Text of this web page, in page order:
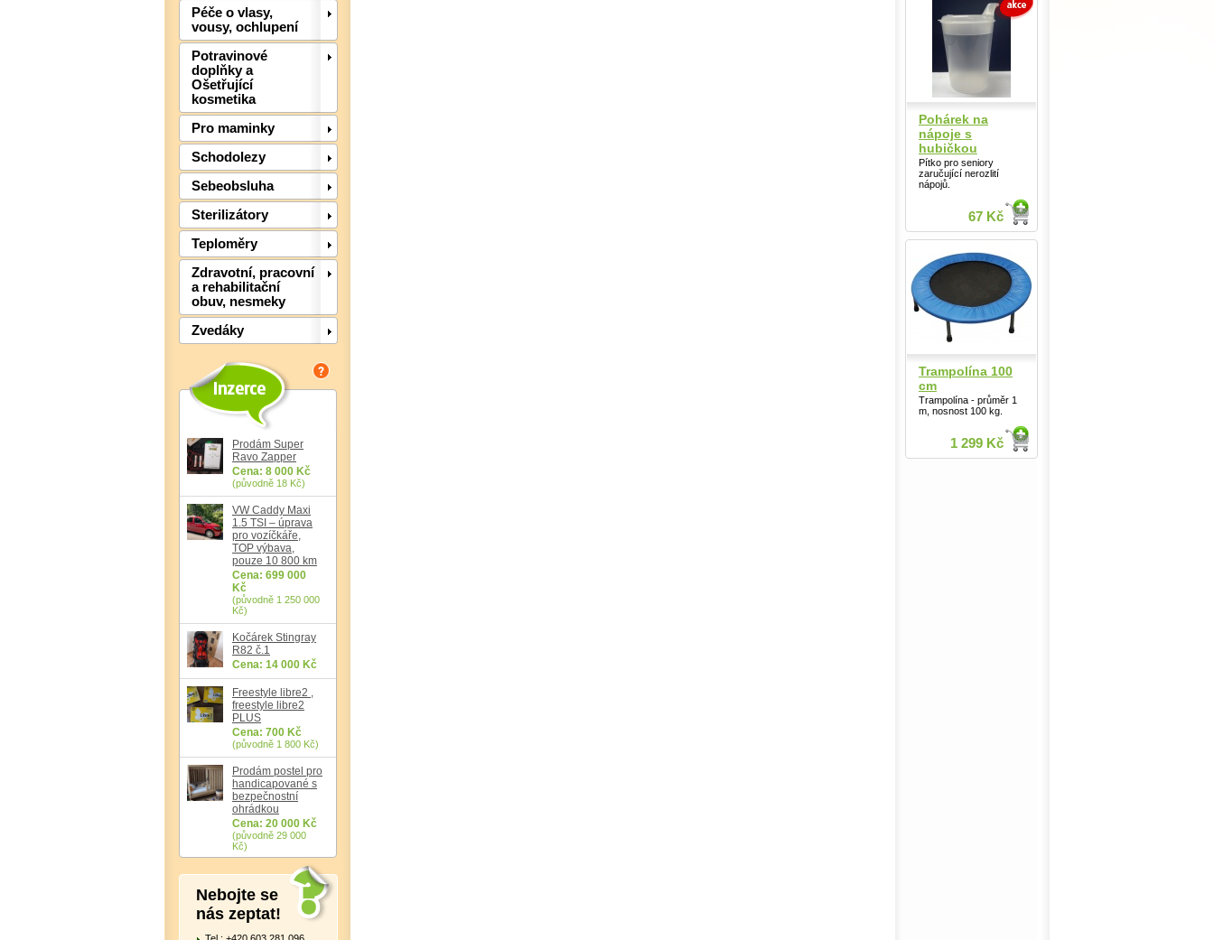
Péče o vlasy,
vousy, ochlupení
Potravinové
doplňky a
Ošetřující
kosmetika
Pro maminky
Schodolezy
Sebeobsluha
Sterilizátory
Teploměry
Zdravotní, pracovní
a rehabilitační
obuv, nesmeky
Zvedáky
Prodám Super
Ravo Zapper
Cena: 8 000 Kč
(původně 18 Kč)
VW Caddy Maxi
1.5 TSI – úprava
pro vozíčkáře,
TOP výbava,
pouze 10 800 km
Cena: 699 000
Kč
(původně 1 250 000
Kč)
Kočárek Stingray
R82 č.1
Cena: 14 000 Kč
Freestyle libre2 ,
freestyle libre2
PLUS
Cena: 700 Kč
(původně 1 800 Kč)
Prodám postel pro
handicapované s
bezpečnostní
ohrádkou
Cena: 20 000 Kč
(původně 29 000
Kč)
Nebojte se
nás zeptat!
Pohárek na
nápoje s
hubičkou
Pítko pro seniory
zaručující nerozlití
nápojů.
67 Kč
Trampolína 100
cm
Trampolína - průměr 1
m, nosnost 100 kg.
1 299 Kč